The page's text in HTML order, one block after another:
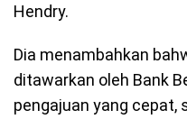
Hendry.
Dia menambahkan
ditawarkan oleh Bank
pengajuan yang cepat,